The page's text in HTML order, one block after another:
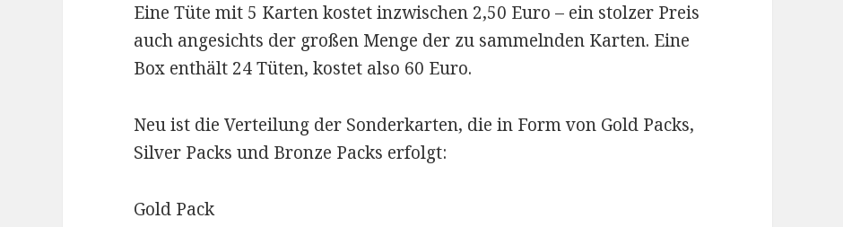
Eine Tüte mit 5 Karten kostet inzwischen 2,50 Euro – ein stolzer Preis
auch angesichts der großen Menge der zu sammelnden Karten. Eine
Box enthält 24 Tüten, kostet also 60 Euro.
Neu ist die Verteilung der Sonderkarten, die in Form von Gold Packs,
Silver Packs und Bronze Packs erfolgt:
Gold Pack